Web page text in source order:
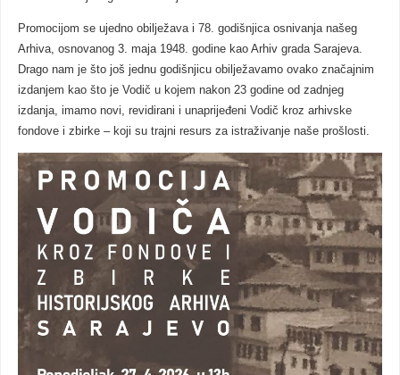
Promocijom se ujedno obilježava i 78. godišnjica osnivanja našeg
Arhiva, osnovanog 3. maja 1948. godine kao Arhiv grada Sarajeva.
Drago nam je što još jednu godišnjicu obilježavamo ovako značajnim
izdanjem kao što je Vodič u kojem nakon 23 godine od zadnjeg
izdanja, imamo novi, revidirani i unaprijeđeni Vodič kroz arhivske
fondove i zbirke – koji su trajni resurs za istraživanje naše prošlosti.